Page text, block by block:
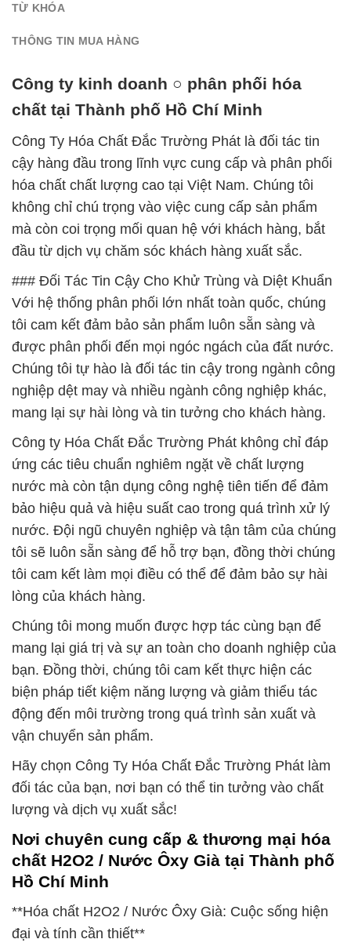
TỪ KHÓA
THÔNG TIN MUA HÀNG
Công ty kinh doanh ○ phân phối hóa
chất tại Thành phố Hồ Chí Minh
Công Ty Hóa Chất Đắc Trường Phát là đối tác tin
cậy hàng đầu trong lĩnh vực cung cấp và phân phối
hóa chất chất lượng cao tại Việt Nam. Chúng tôi
không chỉ chú trọng vào việc cung cấp sản phẩm
mà còn coi trọng mối quan hệ với khách hàng, bắt
đầu từ dịch vụ chăm sóc khách hàng xuất sắc.
### Đối Tác Tin Cậy Cho Khử Trùng và Diệt Khuẩn
Với hệ thống phân phối lớn nhất toàn quốc, chúng
tôi cam kết đảm bảo sản phẩm luôn sẵn sàng và
được phân phối đến mọi ngóc ngách của đất nước.
Chúng tôi tự hào là đối tác tin cậy trong ngành công
nghiệp dệt may và nhiều ngành công nghiệp khác,
mang lại sự hài lòng và tin tưởng cho khách hàng.
Công ty Hóa Chất Đắc Trường Phát không chỉ đáp
ứng các tiêu chuẩn nghiêm ngặt về chất lượng
nước mà còn tận dụng công nghệ tiên tiến để đảm
bảo hiệu quả và hiệu suất cao trong quá trình xử lý
nước. Đội ngũ chuyên nghiệp và tận tâm của chúng
tôi sẽ luôn sẵn sàng để hỗ trợ bạn, đồng thời chúng
tôi cam kết làm mọi điều có thể để đảm bảo sự hài
lòng của khách hàng.
Chúng tôi mong muốn được hợp tác cùng bạn để
mang lại giá trị và sự an toàn cho doanh nghiệp của
bạn. Đồng thời, chúng tôi cam kết thực hiện các
biện pháp tiết kiệm năng lượng và giảm thiểu tác
động đến môi trường trong quá trình sản xuất và
vận chuyển sản phẩm.
Hãy chọn Công Ty Hóa Chất Đắc Trường Phát làm
đối tác của bạn, nơi bạn có thể tin tưởng vào chất
lượng và dịch vụ xuất sắc!
Nơi chuyên cung cấp & thương mại hóa
chất H2O2 / Nước Ôxy Già tại Thành phố
Hồ Chí Minh
**Hóa chất H2O2 / Nước Ôxy Già: Cuộc sống hiện
đại và tính cần thiết**